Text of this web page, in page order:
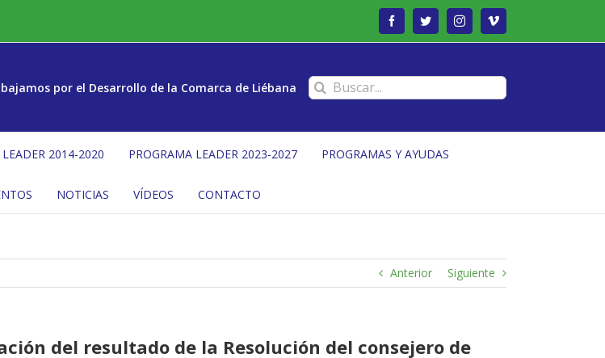
FacebookTwitterInstagramVimeo
por el Desarrollo de la Comarca de Liébana Buscar:
2014-2020 PROGRAMA LEADER 2023-2027 PROGRAMAS Y AYUDAS
NOTICIAS VÍDEOS CONTACTO
Anterior Siguiente
del resultado de la Resolución del consejero de